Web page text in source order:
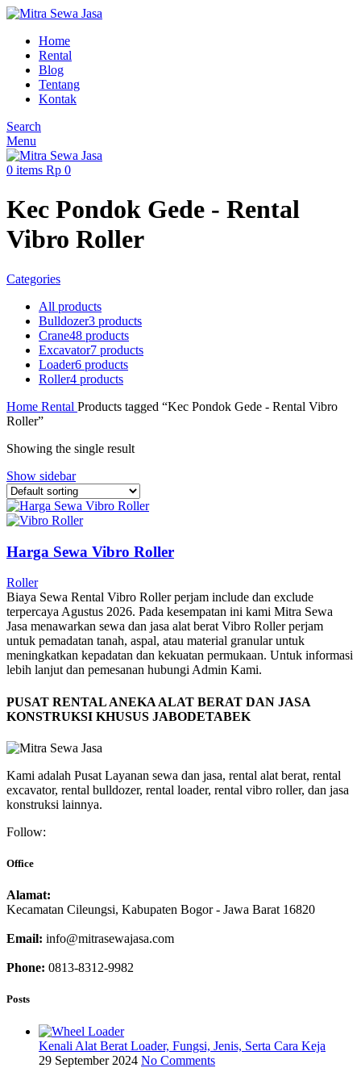
Home
Rental
Blog
Tentang
Kontak
Search
Menu
0 items Rp 0
Kec Pondok Gede - Rental
Vibro Roller
Categories
All products
Bulldozer3 products
Crane48 products
Excavator7 products
Loader6 products
Roller4 products
Home Rental Products tagged “Kec Pondok Gede - Rental Vibro
Roller”
Showing the single result
Show sidebar
Harga Sewa Vibro Roller
Roller
Biaya Sewa Rental Vibro Roller perjam include dan exclude
terpercaya Agustus 2026. Pada kesempatan ini kami Mitra Sewa
Jasa menawarkan sewa dan jasa alat berat Vibro Roller perjam
untuk pemadatan tanah, aspal, atau material granular untuk
meningkatkan kepadatan dan kekuatan permukaan. Untuk informasi
lebih lanjut dan pemesanan hubungi Admin Kami.
PUSAT RENTAL ANEKA ALAT BERAT DAN JASA
KONSTRUKSI KHUSUS JABODETABEK
Kami adalah Pusat Layanan sewa dan jasa, rental alat berat, rental
excavator, rental bulldozer, rental loader, rental vibro roller, dan jasa
konstruksi lainnya.
Follow:
Office
Alamat:
Kecamatan Cileungsi, Kabupaten Bogor - Jawa Barat 16820
Email: info@mitrasewajasa.com
Phone: 0813-8312-9982
Posts
Kenali Alat Berat Loader, Fungsi, Jenis, Serta Cara Keja
29 September 2024 No Comments